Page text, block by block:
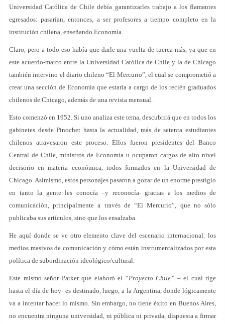
Universidad Católica de Chile debía garantizarles trabajo a los flamantes
egresados: pasarían, entonces, a ser profesores a tiempo completo en la
institución chilena, enseñando Economía.
Claro, pero a todo eso había que darle una vuelta de tuerca más, ya que en
este acuerdo-marco entre la Universidad Católica de Chile y la de Chicago
también intervino el diario chileno “El Mercurio”, el cual se comprometió a
crear una sección de Economía que estaría a cargo de los recién graduados
chilenos de Chicago, además de una revista mensual.
Esto comenzó en 1952. Si uno analiza este tema, descubrirá que en todos los
gabinetes desde Pinochet hasta la actualidad, más de setenta estudiantes
chilenos atravesaron este proceso. Ellos fueron presidentes del Banco
Central de Chile, ministros de Economía u ocuparon cargos de alto nivel
decisorio en materia económica, todos formados en la Universidad de
Chicago. Asimismo, estos personajes pasaron a gozar de un enorme prestigio
en tanto la gente les conocía –y reconocía- gracias a los medios de
comunicación, principalmente a través de “El Mercurio”, que no sólo
publicaba sus artículos, sino que los ensalzaba.
He aquí donde se ve otro elemento clave del escenario internacional: los
medios masivos de comunicación y cómo están instrumentalizados por esta
política de subordinación ideológico/cultural.
Este mismo señor Parker que elaboró el “Proyecto Chile” – el cual rige
hasta el día de hoy- es destinado, luego, a la Argentina, donde lógicamente
va a intentar hacer lo mismo. Sin embargo, no tiene éxito en Buenos Aires,
no encuentra ninguna universidad, ni pública ni privada, dispuesta a firmar